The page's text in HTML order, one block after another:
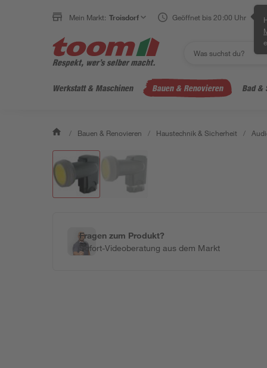
Mein Markt: Troisdorf Geöffnet bis 20:00 Uhr
Werkstatt & Maschinen Bauen & Renovieren Bad &
/ Bauen & Renovieren / Haustechnik & Sicherheit /
Fragen zum Produkt?
Sofort-Videoberatung aus dem Markt